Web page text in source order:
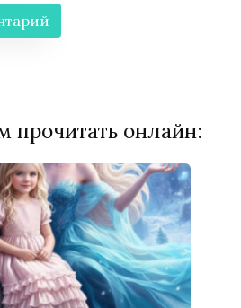
прочитать онлайн: